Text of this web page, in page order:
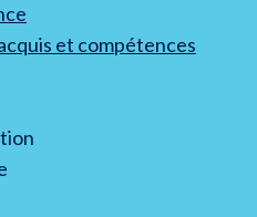
et compétences